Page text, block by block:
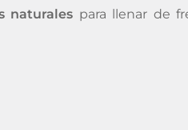
naturales para llenar de